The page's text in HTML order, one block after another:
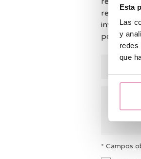
Esta
Las
y
redes
que
responder
invitamos
podemos
* Campos